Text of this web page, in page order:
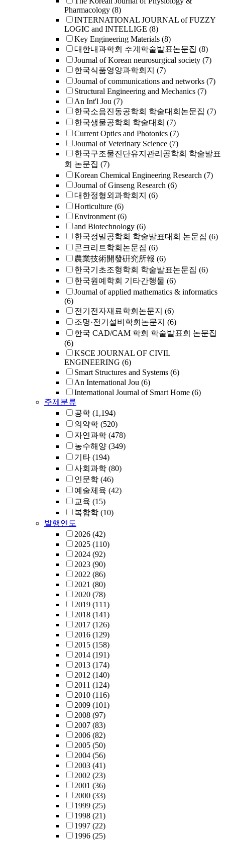
Pharmacology (8)
INTERNATIONAL JOURNAL of FUZZY
LOGIC and INTELLIGE (8)
Key Engineering Materials (8)
대한내과학회 추계학술발표논문집 (8)
Journal of Korean neurosurgical society (7)
한국식품영양과학회지 (7)
Journal of communications and networks (7)
Structural Engineering and Mechanics (7)
An Int'l Jou (7)
한국소음진동공학회 학술대회논문집 (7)
한국생물공학회 학술대회 (7)
Current Optics and Photonics (7)
Journal of Veterinary Science (7)
한국구조물진단유지관리공학회 학술발표
회 논문집 (7)
Korean Chemical Engineering Research (7)
Journal of Ginseng Research (6)
대한정형외과학회지 (6)
Horticulture (6)
Environment (6)
and Biotechnology (6)
한국정밀공학회 학술발표대회 논문집 (6)
콘크리트학회논문집 (6)
農業技術開發硏究所報 (6)
한국기초조형학회 학술발표논문집 (6)
한국원예학회 기타간행물 (6)
Journal of applied mathematics & informatics
(6)
전기전자재료학회논문지 (6)
조명·전기설비학회논문지 (6)
한국 CAD/CAM 학회 학술발표회 논문집
(6)
KSCE JOURNAL OF CIVIL
ENGINEERING (6)
Smart Structures and Systems (6)
An International Jou (6)
International Journal of Smart Home (6)
주제분류
공학 (1,194)
의약학 (520)
자연과학 (478)
농수해양 (349)
기타 (194)
사회과학 (80)
인문학 (46)
예술체육 (42)
교육 (15)
복합학 (10)
발행연도
2026 (42)
2025 (110)
2024 (92)
2023 (90)
2022 (86)
2021 (80)
2020 (78)
2019 (111)
2018 (141)
2017 (126)
2016 (129)
2015 (158)
2014 (191)
2013 (174)
2012 (140)
2011 (124)
2010 (116)
2009 (101)
2008 (97)
2007 (83)
2006 (82)
2005 (50)
2004 (56)
2003 (41)
2002 (23)
2001 (36)
2000 (33)
1999 (25)
1998 (21)
1997 (22)
1996 (25)